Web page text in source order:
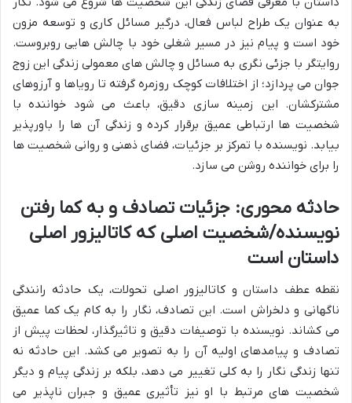
به عنوان یک طراح لباس فعال، درگیر مسائل کاری و توسعه مزون
خود است و پیام نیز در مسیر شغلی خود با چالش هایی روبروست.
روایتگر با جزئی نگری به مسائل و چالش های معمولی زندگی این زوج
جوان می پردازد؛ از اختلافات کوچک روزمره گرفته تا رویاها و آرزوهای
مشترکشان. این زمینه سازی دقیق، باعث می شود خواننده با
شخصیت ها ارتباطی عمیق برقرار کرده و زندگی آن ها را باورپذیر
بیابد. نویسنده با تمرکز بر جزئیات، فضای ذهنی و روانی شخصیت ها
را برای خواننده روشن می سازد.
حادثه محوری: جزئیات تصادف و به کما رفتن
نویسنده/شخصیت اصلی که کاتالیزور اصلی
داستان است
نقطه عطف داستان و کاتالیزور اصلی تحولات، یک حادثه رانندگی
ناگهانی و دلخراش است. این تصادف، نگار را به کام یک کما عمیق
می کشاند. نویسنده با توصیفات دقیق و تاثیرگذار، لحظات پیش از
تصادف و پیامدهای اولیه آن را به تصویر می کشد. این حادثه نه
تنها زندگی نگار را به کلی تغییر می دهد، بلکه بر زندگی پیام و دیگر
شخصیت های مرتبط با او نیز تأثیری عمیق و جبران ناپذیر می